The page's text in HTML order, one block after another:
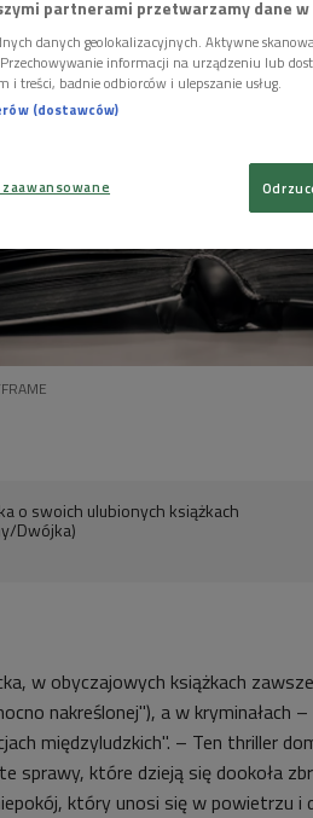
o swoich ulubionych książkach
Dwójka)
w obyczajowych książkach
nakreślonej"), a w kryminałach
międzyludzkich". – Ten thriller
sprawy, które dzieją się dookoła
który unosi się w powietrzu i
partnerami przetwarzamy dane
danych geolokalizacyjnych. Aktywne
informacji na urządzeniu lub
i treści, badnie odbiorców i ulepszanie usług.
(dostawców)